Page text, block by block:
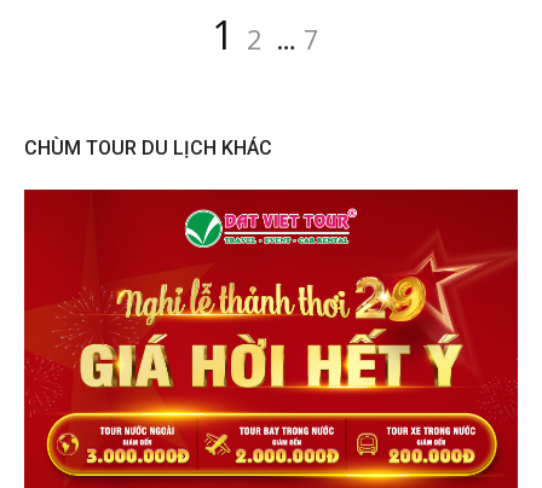
Page
1 Page
2 … Page
7
CHÙM TOUR DU LỊCH KHÁC